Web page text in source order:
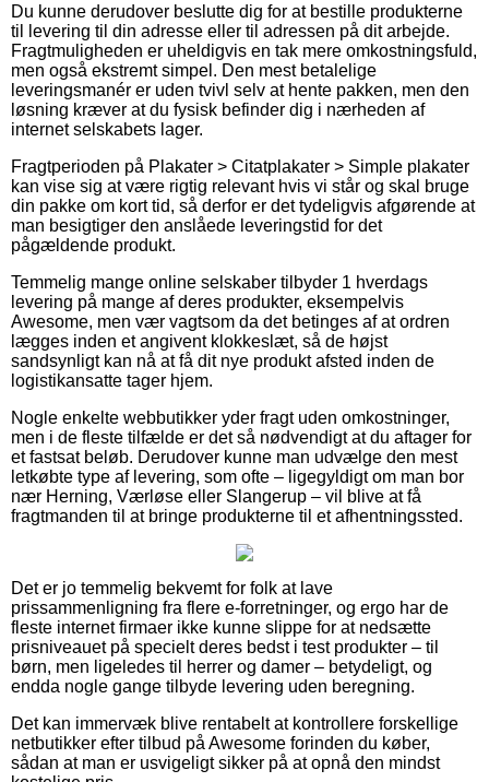
Du kunne derudover beslutte dig for at bestille produkterne
til levering til din adresse eller til adressen på dit arbejde.
Fragtmuligheden er uheldigvis en tak mere omkostningsfuld,
men også ekstremt simpel. Den mest betalelige
leveringsmanér er uden tvivl selv at hente pakken, men den
løsning kræver at du fysisk befinder dig i nærheden af
internet selskabets lager.
Fragtperioden på Plakater > Citatplakater > Simple plakater
kan vise sig at være rigtig relevant hvis vi står og skal bruge
din pakke om kort tid, så derfor er det tydeligvis afgørende at
man besigtiger den anslåede leveringstid for det
pågældende produkt.
Temmelig mange online selskaber tilbyder 1 hverdags
levering på mange af deres produkter, eksempelvis
Awesome, men vær vagtsom da det betinges af at ordren
lægges inden et angivent klokkeslæt, så de højst
sandsynligt kan nå at få dit nye produkt afsted inden de
logistikansatte tager hjem.
Nogle enkelte webbutikker yder fragt uden omkostninger,
men i de fleste tilfælde er det så nødvendigt at du aftager for
et fastsat beløb. Derudover kunne man udvælge den mest
letkøbte type af levering, som ofte – ligegyldigt om man bor
nær Herning, Værløse eller Slangerup – vil blive at få
fragtmanden til at bringe produkterne til et afhentningssted.
Det er jo temmelig bekvemt for folk at lave
prissammenligning fra flere e-forretninger, og ergo har de
fleste internet firmaer ikke kunne slippe for at nedsætte
prisniveauet på specielt deres bedst i test produkter – til
børn, men ligeledes til herrer og damer – betydeligt, og
endda nogle gange tilbyde levering uden beregning.
Det kan immervæk blive rentabelt at kontrollere forskellige
netbutikker efter tilbud på Awesome forinden du køber,
sådan at man er usvigeligt sikker på at opnå den mindst